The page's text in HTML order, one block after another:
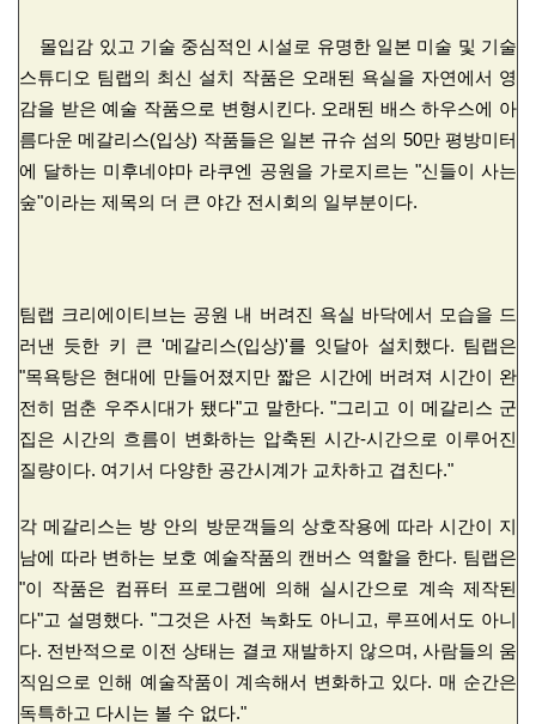
몰입감 있고 기술 중심적인 시설로 유명한 일본 미술 및 기술
스튜디오 팀랩의 최신 설치 작품은 오래된 욕실을 자연에서 영
감을 받은 예술 작품으로 변형시킨다. 오래된 배스 하우스에 아
름다운 메갈리스(입상) 작품들은 일본 규슈 섬의 50만 평방미터
에 달하는 미후네야마 라쿠엔 공원을 가로지르는 "신들이 사는
숲"이라는 제목의 더 큰 야간 전시회의 일부분이다.
팀랩 크리에이티브는 공원 내 버려진 욕실 바닥에서 모습을 드
러낸 듯한 키 큰 '메갈리스(입상)'를 잇달아 설치했다. 팀랩은
"목욕탕은 현대에 만들어졌지만 짧은 시간에 버려져 시간이 완
전히 멈춘 우주시대가 됐다"고 말한다. "그리고 이 메갈리스 군
집은 시간의 흐름이 변화하는 압축된 시간-시간으로 이루어진
질량이다. 여기서 다양한 공간시계가 교차하고 겹친다."
각 메갈리스는 방 안의 방문객들의 상호작용에 따라 시간이 지
남에 따라 변하는 보호 예술작품의 캔버스 역할을 한다. 팀랩은
"이 작품은 컴퓨터 프로그램에 의해 실시간으로 계속 제작된
다"고 설명했다. "그것은 사전 녹화도 아니고, 루프에서도 아니
다. 전반적으로 이전 상태는 결코 재발하지 않으며, 사람들의 움
직임으로 인해 예술작품이 계속해서 변화하고 있다. 매 순간은
독특하고 다시는 볼 수 없다."